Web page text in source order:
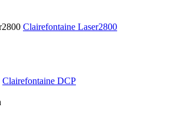
Clairefontaine Laser2800
Clairefontaine DCP